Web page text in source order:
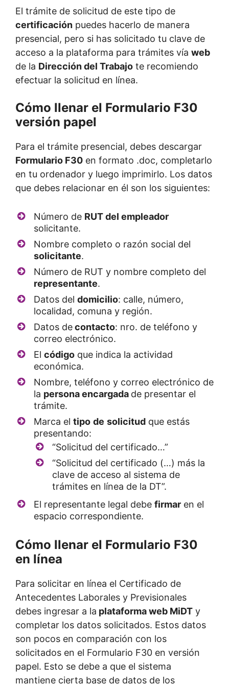
El trámite de solicitud de este tipo de
certificación puedes hacerlo de manera
presencial, pero si has solicitado tu clave de
acceso a la plataforma para trámites vía web
de la Dirección del Trabajo te recomiendo
efectuar la solicitud en línea.
Cómo llenar el Formulario F30
versión papel
Para el trámite presencial, debes descargar
Formulario F30 en formato .doc, completarlo
en tu ordenador y luego imprimirlo. Los datos
que debes relacionar en él son los siguientes:
Número de RUT del empleador
solicitante.
Nombre completo o razón social del
solicitante.
Número de RUT y nombre completo del
representante.
Datos del domicilio: calle, número,
localidad, comuna y región.
Datos decontacto: nro. de teléfono y
correo electrónico.
El código que indica la actividad
económica.
Nombre, teléfono y correo electrónico de
la persona encargada de presentar el
trámite.
Marca el tipo de solicitud que estás
presentando:
“Solicitud del certificado…”
“Solicitud del certificado (…) más la
clave de acceso al sistema de
trámites en línea de la DT”.
El representante legal debe firmar en el
espacio correspondiente.
Cómo llenar el Formulario F30
en línea
Para solicitar en línea el Certificado de
Antecedentes Laborales y Previsionales
debes ingresar a la plataforma web MiDT y
completar los datos solicitados. Estos datos
son pocos en comparación con los
solicitados en el Formulario F30 en versión
papel. Esto se debe a que el sistema
mantiene cierta base de datos de los